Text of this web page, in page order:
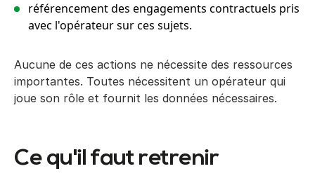
référencement des engagements contractuels pris
avec l'opérateur sur ces sujets.
Aucune de ces actions ne nécessite des ressources
importantes. Toutes nécessitent un opérateur qui
joue son rôle et fournit les données nécessaires.
Ce qu'il faut retrenir